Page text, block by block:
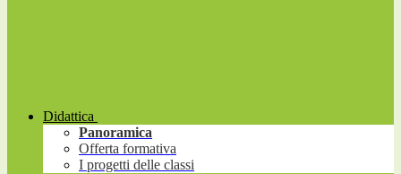
Didattica
Panoramica
Offerta formativa
I progetti delle classi